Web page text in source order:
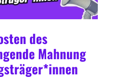
des
Mahnung